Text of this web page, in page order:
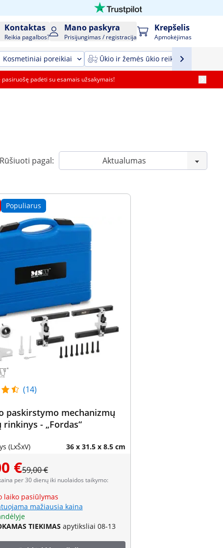
Kontaktas
Reikia pagalbos?
Mano paskyra
Prisijungimas / registracija
Krepšelis
Apmokėjimas
Kosmetiniai poreikiai Ūkio ir žemės ūkio reikmenys ir
padėti su esamais užsakymais!
Rūšiuoti pagal:
Populiarus
(14)
paskirstymo mechanizmų
- „Fordas“
(LxŠxV) 36 x 31.5 x 8.5 cm
€59,00 €
per 30 dienų iki nuolaidos taikymo:
laiko pasiūlymas
mažiausia kaina
TIEKIMAS apytiksliai 08-13